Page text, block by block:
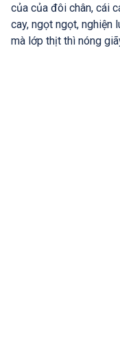
của của đôi chân, cái
cay, ngọt ngọt, nghiện
mà lớp thịt thì nóng